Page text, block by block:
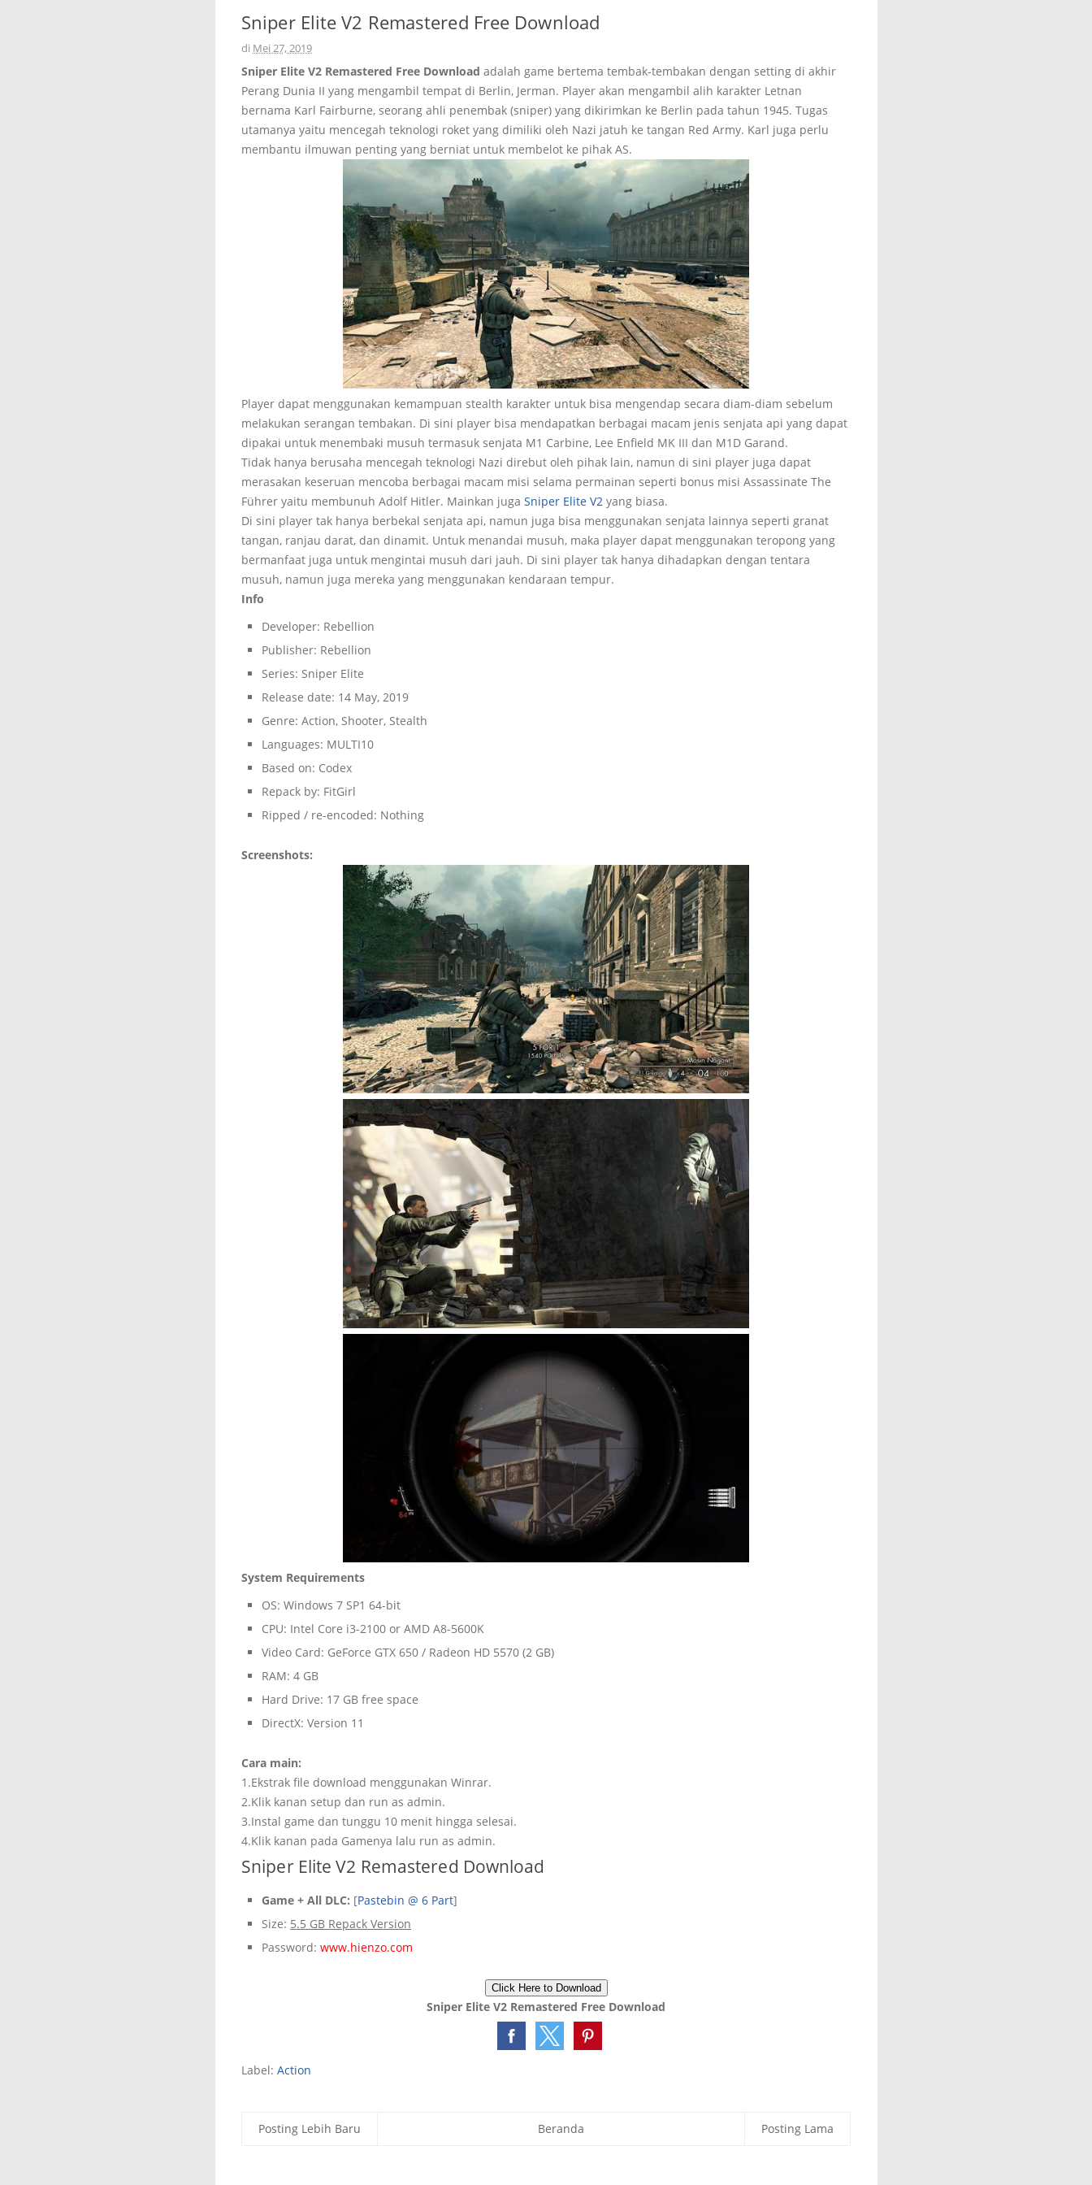
Sniper Elite V2 Remastered Free Download
di Mei 27, 2019
Sniper Elite V2 Remastered Free Download adalah game bertema tembak-tembakan dengan setting di akhir
Perang Dunia II yang mengambil tempat di Berlin, Jerman. Player akan mengambil alih karakter Letnan
bernama Karl Fairburne, seorang ahli penembak (sniper) yang dikirimkan ke Berlin pada tahun 1945. Tugas
utamanya yaitu mencegah teknologi roket yang dimiliki oleh Nazi jatuh ke tangan Red Army. Karl juga perlu
membantu ilmuwan penting yang berniat untuk membelot ke pihak AS.
Player dapat menggunakan kemampuan stealth karakter untuk bisa mengendap secara diam-diam sebelum
melakukan serangan tembakan. Di sini player bisa mendapatkan berbagai macam jenis senjata api yang dapat
dipakai untuk menembaki musuh termasuk senjata M1 Carbine, Lee Enfield MK III dan M1D Garand.
Tidak hanya berusaha mencegah teknologi Nazi direbut oleh pihak lain, namun di sini player juga dapat
merasakan keseruan mencoba berbagai macam misi selama permainan seperti bonus misi Assassinate The
Führer yaitu membunuh Adolf Hitler. Mainkan juga Sniper Elite V2 yang biasa.
Di sini player tak hanya berbekal senjata api, namun juga bisa menggunakan senjata lainnya seperti granat
tangan, ranjau darat, dan dinamit. Untuk menandai musuh, maka player dapat menggunakan teropong yang
bermanfaat juga untuk mengintai musuh dari jauh. Di sini player tak hanya dihadapkan dengan tentara
musuh, namun juga mereka yang menggunakan kendaraan tempur.
Info
Developer: Rebellion
Publisher: Rebellion
Series: Sniper Elite
Release date: 14 May, 2019
Genre: Action, Shooter, Stealth
Languages: MULTI10
Based on: Codex
Repack by: FitGirl
Ripped / re-encoded: Nothing
Screenshots:
System Requirements
OS: Windows 7 SP1 64-bit
CPU: Intel Core i3-2100 or AMD A8-5600K
Video Card: GeForce GTX 650 / Radeon HD 5570 (2 GB)
RAM: 4 GB
Hard Drive: 17 GB free space
DirectX: Version 11
Cara main:
1.Ekstrak file download menggunakan Winrar.
2.Klik kanan setup dan run as admin.
3.Instal game dan tunggu 10 menit hingga selesai.
4.Klik kanan pada Gamenya lalu run as admin.
Sniper Elite V2 Remastered Download
Game + All DLC: [Pastebin @ 6 Part]
Size: 5.5 GB Repack Version
Password: www.hienzo.com
Click Here to Download
Sniper Elite V2 Remastered Free Download
Label: Action
Posting Lebih Baru Posting Lama
Beranda